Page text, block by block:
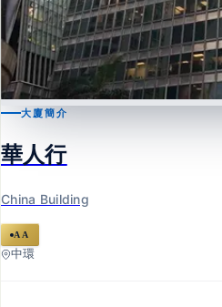
華人行
China Building
大廈簡介
華人行
China Building
AA
中環